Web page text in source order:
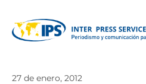
27 de enero, 2012